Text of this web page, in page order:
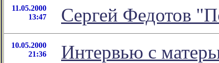
11.05.2000
13:47
Сергей Федотов
10.05.2000
21:36
Интервью с